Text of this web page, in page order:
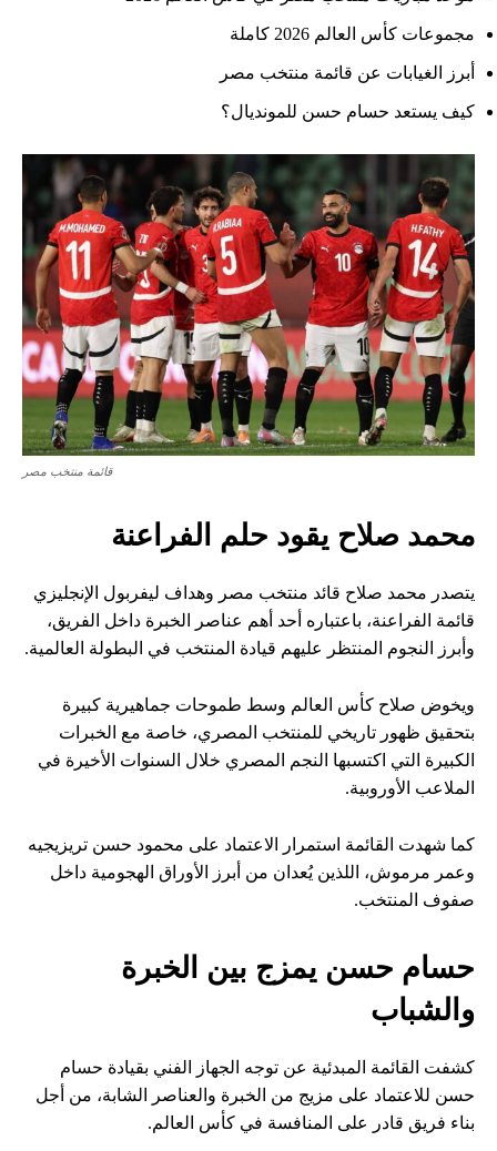
مجموعات كأس العالم 2026 كاملة
أبرز الغيابات عن قائمة منتخب مصر
كيف يستعد حسام حسن للمونديال؟
قائمة منتخب مصر
محمد صلاح يقود حلم الفراعنة
يتصدر محمد صلاح قائد منتخب مصر وهداف ليفربول الإنجليزي
قائمة الفراعنة، باعتباره أحد أهم عناصر الخبرة داخل الفريق،
وأبرز النجوم المنتظر عليهم قيادة المنتخب في البطولة العالمية.
ويخوض صلاح كأس العالم وسط طموحات جماهيرية كبيرة
بتحقيق ظهور تاريخي للمنتخب المصري، خاصة مع الخبرات
الكبيرة التي اكتسبها النجم المصري خلال السنوات الأخيرة في
الملاعب الأوروبية.
كما شهدت القائمة استمرار الاعتماد على محمود حسن تريزيجيه
وعمر مرموش، اللذين يُعدان من أبرز الأوراق الهجومية داخل
صفوف المنتخب.
حسام حسن يمزج بين الخبرة
والشباب
كشفت القائمة المبدئية عن توجه الجهاز الفني بقيادة حسام
حسن للاعتماد على مزيج من الخبرة والعناصر الشابة، من أجل
بناء فريق قادر على المنافسة في كأس العالم.